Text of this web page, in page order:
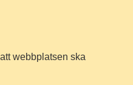
webbplatsen ska